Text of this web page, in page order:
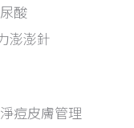
酸
澎澎針
淨痘皮膚管理